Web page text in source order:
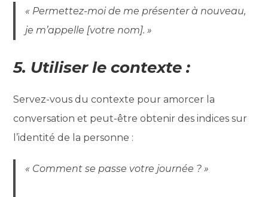
« Permettez-moi de me présenter à nouveau,
je m’appelle [votre nom]. »
5. Utiliser le contexte :
Servez-vous du contexte pour amorcer la
conversation et peut-être obtenir des indices sur
l’identité de la personne :
« Comment se passe votre journée ? »